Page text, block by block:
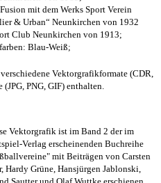
mit dem Werks Sport Verein
& Urban“ Neunkirchen von 1932
Club Neunkirchen von 1913;
Blau-Weiß;
Vektorgrafikformate (CDR,
PNG, GIF) enthalten.
Vektorgrafik ist im Band 2 der im
Verlag erscheinenden Buchreihe
mit Beiträgen von Carsten
Hardy Grüne, Hansjürgen Jablonski,